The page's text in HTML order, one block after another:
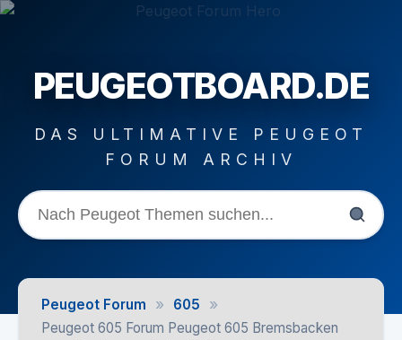
PEUGEOTBOARD.DE
DAS ULTIMATIVE PEUGEOT
FORUM ARCHIV
Peugeot Forum » 605 »
Peugeot 605 Forum Peugeot 605 Bremsbacken